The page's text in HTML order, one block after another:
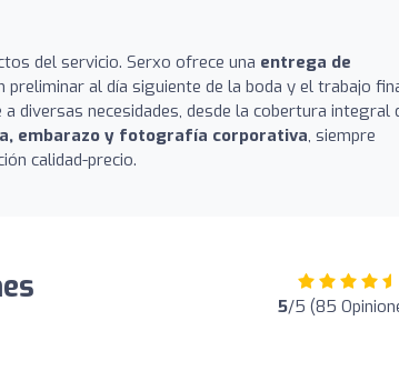
del servicio. Serxo ofrece una entrega de
preliminar al día siguiente de la boda y el trabajo
diversas necesidades, desde la cobertura integral
embarazo y fotografía corporativa, siempre
calidad-precio.
5/5 (85